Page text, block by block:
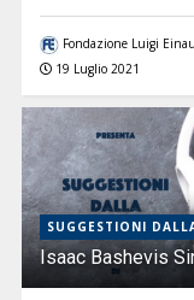
Fondazione Luigi
19 Luglio 2021
SUGGESTIONI
Isaac Bashevis